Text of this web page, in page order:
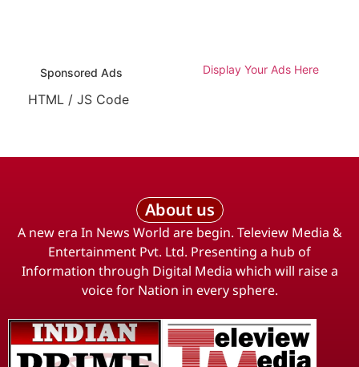
Sponsored Ads Display Your Ads Here
HTML / JS Code
About us
A new era In News World are begin. Teleview Media &
Entertainment Pvt. Ltd. Presenting a hub of
Information through Digital Media which will raise a
voice for Nation in every sphere.